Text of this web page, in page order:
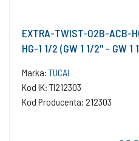
EXTRA-TWIST-O2B-ACB-
HG-1 1/2 (GW 1 1/2'' - GW 1
Marka: TUCAI
Kod IK: TI212303
Kod Producenta: 212303